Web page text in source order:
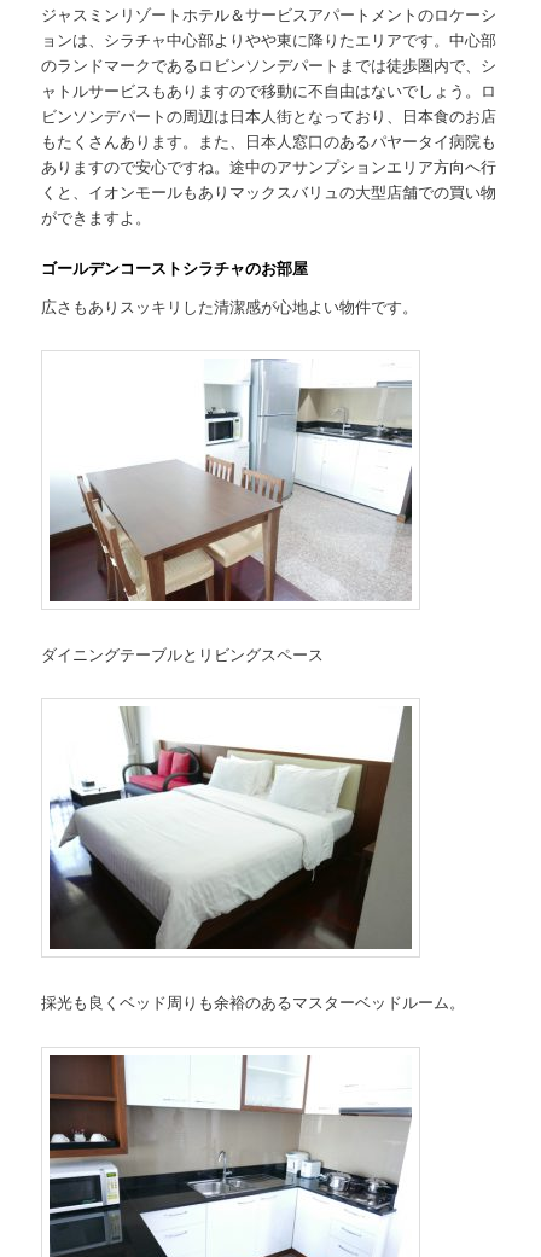
ジャスミンリゾートホテル＆サービスアパートメントのロケーシ
ョンは、シラチャ中心部よりやや東に降りたエリアです。中心部
のランドマークであるロビンソンデパートまでは徒歩圏内で、シ
ャトルサービスもありますので移動に不自由はないでしょう。ロ
ビンソンデパートの周辺は日本人街となっており、日本食のお店
もたくさんあります。また、日本人窓口のあるパヤータイ病院も
ありますので安心ですね。途中のアサンプションエリア方向へ行
くと、イオンモールもありマックスバリュの大型店舗での買い物
ができますよ。
ゴールデンコーストシラチャのお部屋
広さもありスッキリした清潔感が心地よい物件です。
ダイニングテーブルとリビングスペース
採光も良くベッド周りも余裕のあるマスターベッドルーム。